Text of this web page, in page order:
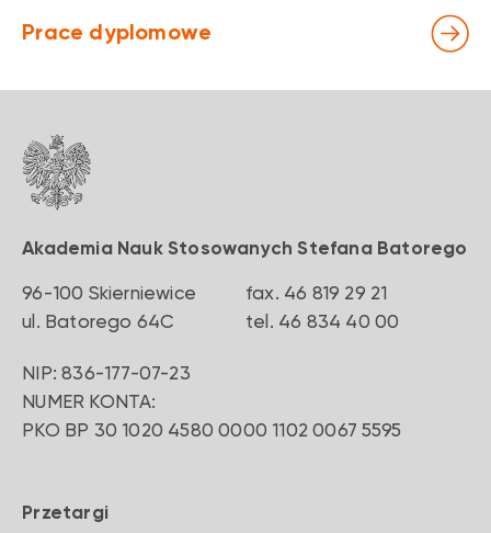
Prace dyplomowe
Akademia Nauk Stosowanych Stefana Batorego
96-100 Skierniewice
‍ul. Batorego 64C
fax. 46 819 29 21
‍tel. 46 834 40 00
NIP: 836-177-07-23
NUMER KONTA:
PKO BP 30 1020 4580 0000 1102 0067 5595
Przetargi